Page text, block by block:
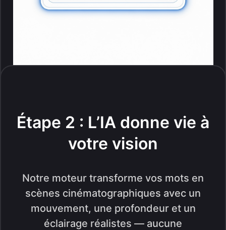
Étape 2 : L’IA donne vie à
votre vision
Notre moteur transforme vos mots en
scènes cinématographiques avec un
mouvement, une profondeur et un
éclairage réalistes — aucune